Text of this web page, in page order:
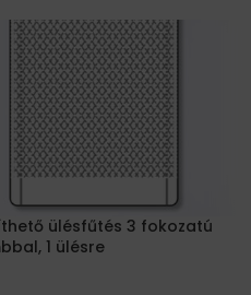
ülésfűtés 3 fokozatú
1 ülésre